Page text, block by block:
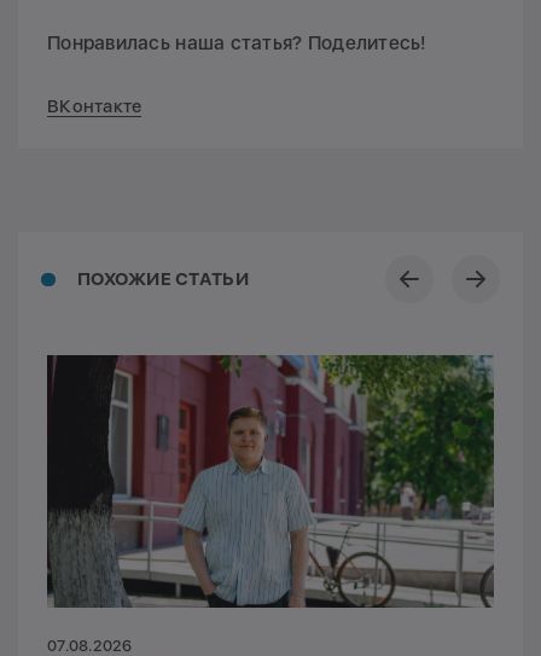
Понравилась наша статья? Поделитесь!
ВКонтакте
ПОХОЖИЕ СТАТЬИ
07.08.2026